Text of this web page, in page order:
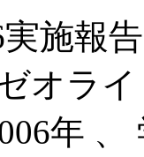
実施報
ライ
年